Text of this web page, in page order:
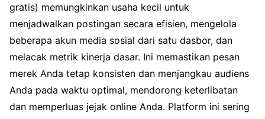
gratis) memungkinkan usaha kecil untuk
menjadwalkan postingan secara efisien, mengelola
beberapa akun media sosial dari satu dasbor, dan
melacak metrik kinerja dasar. Ini memastikan pesan
merek Anda tetap konsisten dan menjangkau audiens
Anda pada waktu optimal, mendorong keterlibatan
dan memperluas jejak online Anda. Platform ini sering